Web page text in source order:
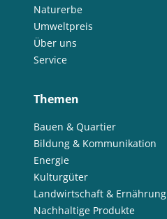
Naturerbe
Umweltpreis
Über uns
Service
Themen
Bauen & Quartier
Bildung & Kommunikation
Energie
Kulturgüter
Landwirtschaft & Ernährung
Nachhaltige Produkte